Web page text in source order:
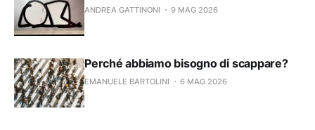
ANDREA GATTINONI 9 MAG 2026
Perché abbiamo bisogno di scappare?
EMANUELE BARTOLINI 6 MAG 2026